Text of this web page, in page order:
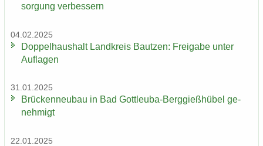
sor­gung ver­bes­sern
04.02.2025
Dop­pel­haus­halt Land­kreis Baut­zen: Frei­ga­be unter
Auf­la­gen
31.01.2025
Brü­cken­neu­bau in Bad Gottleuba-​Berggießhübel ge­
neh­migt
22.01.2025